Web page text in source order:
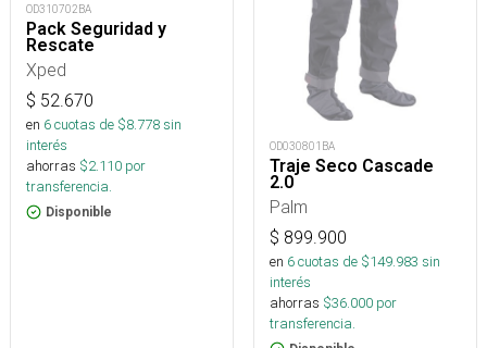
OD310702BA
Pack Seguridad y
Rescate
Xped
$ 52.670
en 6cuotas de $8.778sin
interés
ahorras $2.110 por
transferencia.
Disponible
OD030801BA
Traje Seco Cascade
2.0
Palm
$ 899.900
en 6cuotas de $149.983 sin
interés
ahorras $36.000 por
transferencia.